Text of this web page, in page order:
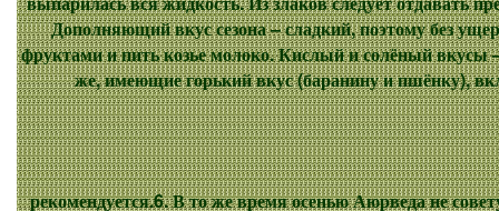
Дополняющий вкус сезона – сладкий, поэтому без
фруктами и пить козье молоко. Кислый и солёный вкусы
же, имеющие горький вкус (баранину и пшёнку),
рекомендуется.6. В то же время осенью Аюрведа не